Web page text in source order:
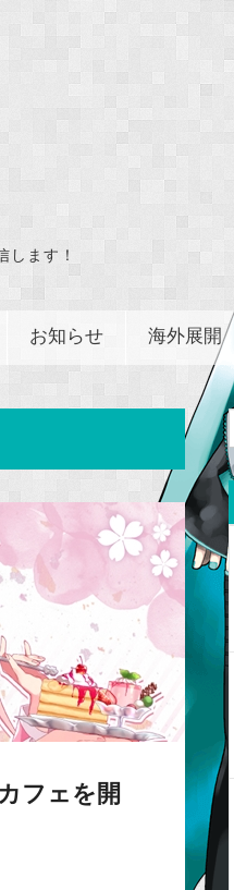
します！
お知らせ 海外展開
フェを開